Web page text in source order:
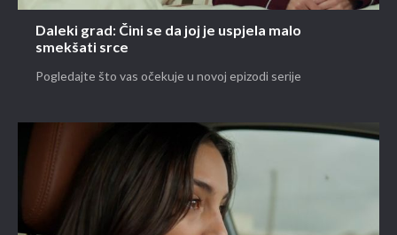
Daleki grad: Čini se da joj je uspjela malo
smekšati srce
Pogledajte što vas očekuje u novoj epizodi serije